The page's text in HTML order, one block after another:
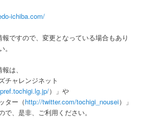
ichiba.com/
ですので、変更となっている場合もあり
は、
チャレンジネット
）」や
ター（http://twitter.com/tochigi_nousei）」
で、是非、ご利用ください。